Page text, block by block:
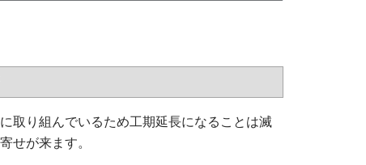
取り組んでいるため工期延長になることは滅
せが来ます。